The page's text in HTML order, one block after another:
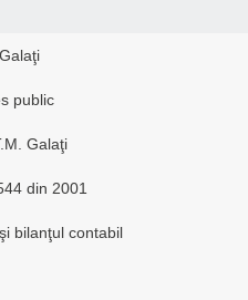
public
Galaţi
din 2001
bilanţul contabil